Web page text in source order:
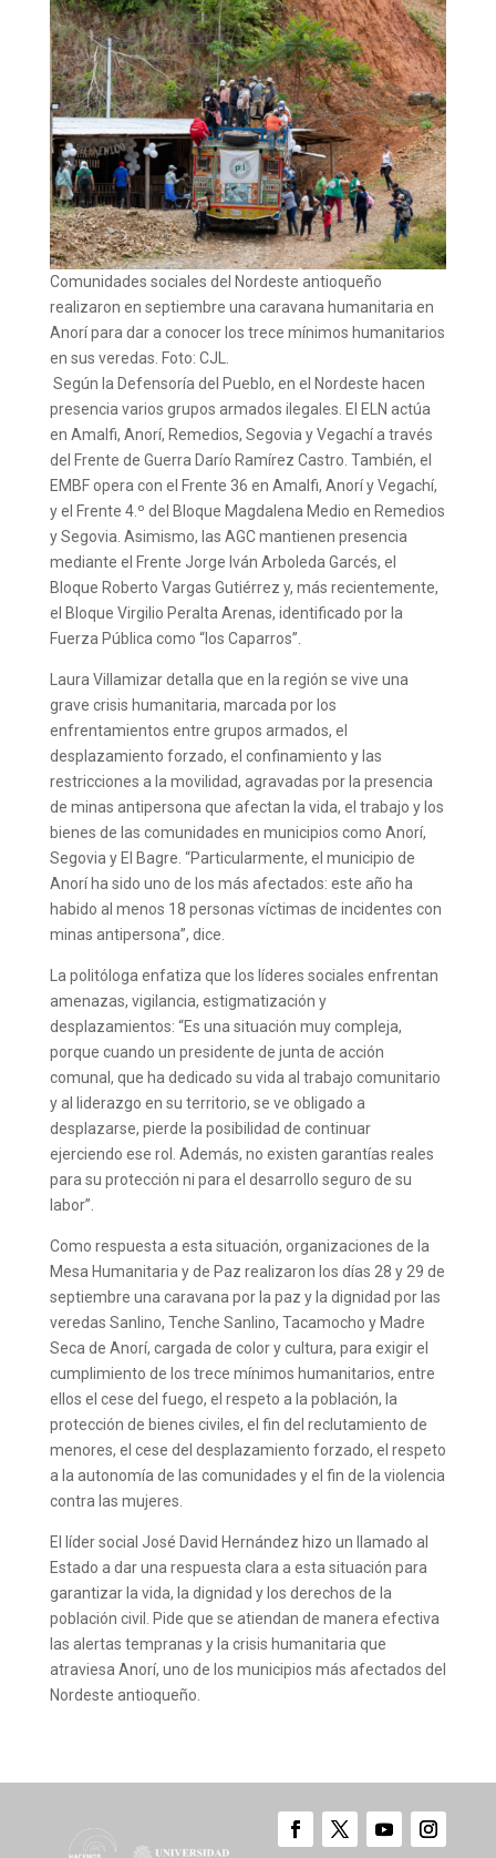
Comunidades sociales del Nordeste antioqueño
realizaron en septiembre una caravana humanitaria en
Anorí para dar a conocer los trece mínimos humanitarios
en sus veredas. Foto: CJL.
Según la Defensoría del Pueblo, en el Nordeste hacen
presencia varios grupos armados ilegales. El ELN actúa
en Amalfi, Anorí, Remedios, Segovia y Vegachí a través
del Frente de Guerra Darío Ramírez Castro. También, el
EMBF opera con el Frente 36 en Amalfi, Anorí y Vegachí,
y el Frente 4.º del Bloque Magdalena Medio en Remedios
y Segovia. Asimismo, las AGC mantienen presencia
mediante el Frente Jorge Iván Arboleda Garcés, el
Bloque Roberto Vargas Gutiérrez y, más recientemente,
el Bloque Virgilio Peralta Arenas, identificado por la
Fuerza Pública como “los Caparros”.
Laura Villamizar detalla que en la región se vive una
grave crisis humanitaria, marcada por los
enfrentamientos entre grupos armados, el
desplazamiento forzado, el confinamiento y las
restricciones a la movilidad, agravadas por la presencia
de minas antipersona que afectan la vida, el trabajo y los
bienes de las comunidades en municipios como Anorí,
Segovia y El Bagre. “Particularmente, el municipio de
Anorí ha sido uno de los más afectados: este año ha
habido al menos 18 personas víctimas de incidentes con
minas antipersona”, dice.
La politóloga enfatiza que los líderes sociales enfrentan
amenazas, vigilancia, estigmatización y
desplazamientos: “Es una situación muy compleja,
porque cuando un presidente de junta de acción
comunal, que ha dedicado su vida al trabajo comunitario
y al liderazgo en su territorio, se ve obligado a
desplazarse, pierde la posibilidad de continuar
ejerciendo ese rol. Además, no existen garantías reales
para su protección ni para el desarrollo seguro de su
labor”.
Como respuesta a esta situación, organizaciones de la
Mesa Humanitaria y de Paz realizaron los días 28 y 29 de
septiembre una caravana por la paz y la dignidad por las
veredas Sanlino, Tenche Sanlino, Tacamocho y Madre
Seca de Anorí, cargada de color y cultura, para exigir el
cumplimiento de los trece mínimos humanitarios, entre
ellos el cese del fuego, el respeto a la población, la
protección de bienes civiles, el fin del reclutamiento de
menores, el cese del desplazamiento forzado, el respeto
a la autonomía de las comunidades y el fin de la violencia
contra las mujeres.
El líder social José David Hernández hizo un llamado al
Estado a dar una respuesta clara a esta situación para
garantizar la vida, la dignidad y los derechos de la
población civil. Pide que se atiendan de manera efectiva
las alertas tempranas y la crisis humanitaria que
atraviesa Anorí, uno de los municipios más afectados del
Nordeste antioqueño.